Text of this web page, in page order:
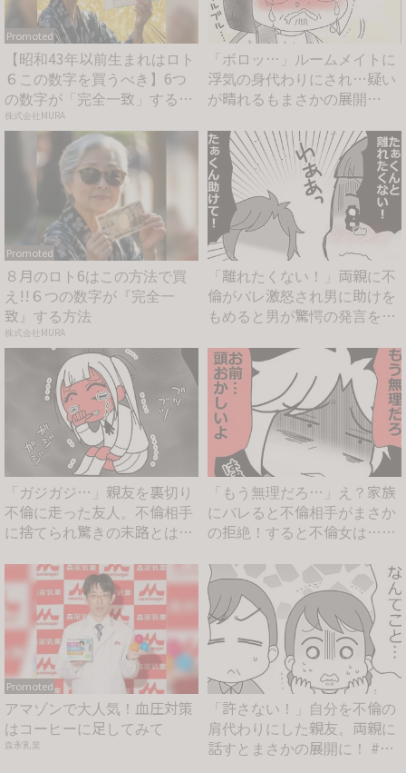
Promoted
【昭和43年以前生まれはロト
６この数字を買うべき】6つ
の数字が「完全一致」する
方...
株式会社MURA
「ボロッ…」ルームメイトに
浮気の身代わりにされ…疑い
が晴れるもまさかの展開
Promoted
８月のロト6はこの方法で買
え!!６つの数字が『完全一
致』する方法
株式会社MURA
「離れたくない！」両親に不
倫がバレ激怒され男に助けを
もめると男が驚愕の発言を
「ガジガジ…」親友を裏切り
不倫に走った友人。不倫相手
に捨てられ驚きの末路とは？
「もう無理だろ…」え？家族
にバレると不倫相手がまさか
の拒絶！すると不倫女は…
Promoted
アマゾンで大人気！血圧対策
はコーヒーに足してみて
森永乳業
「許さない！」自分を不倫の
肩代わりにした親友。両親に
話すとまさかの展開に！ #